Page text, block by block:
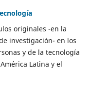
originales -en la
investigación- en los
y de la tecnología
Latina y el